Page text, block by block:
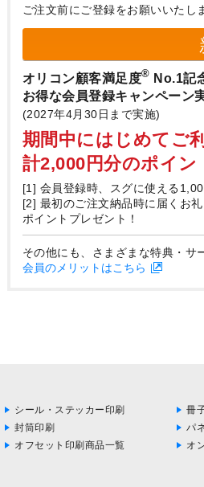
ご注文前にご登録をお願いいたし
オリコン顧客満足度® No.1記
お得な会員登録キャンペーン
(2027年4月30日まで実施)
期間中にはじめてご
計2,000円分のポイン
[1] 会員登録時、スグに使える
[2] 最初のご注文納品時に届くお
ポイントプレゼント！
その他にも、さまざまな特典・サ
会員のメリットはこちら
シール・ステッカー印刷
冊
封筒印刷
パ
オフセット印刷商品一覧
オ